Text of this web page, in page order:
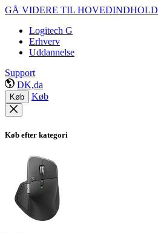
GÅ VIDERE TIL HOVEDINDHOLD
Logitech G
Erhverv
Uddannelse
Support
DK,da
Køb Køb
Køb efter kategori